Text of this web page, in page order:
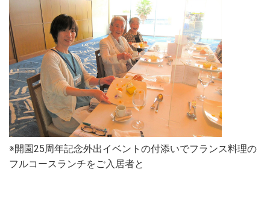
※開園25周年記念外出イベントの付添いでフランス料理の
フルコースランチをご入居者と